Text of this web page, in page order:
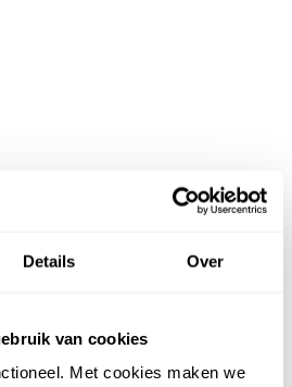
Details Over
van cookies
Met cookies maken we